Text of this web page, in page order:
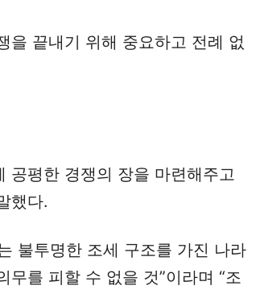
을 끝내기 위해 중요하고 전례 없
공평한 경쟁의 장을 마련해주고
했다.
불투명한 조세 구조를 가진 나라
를 피할 수 없을 것”이라며 “조